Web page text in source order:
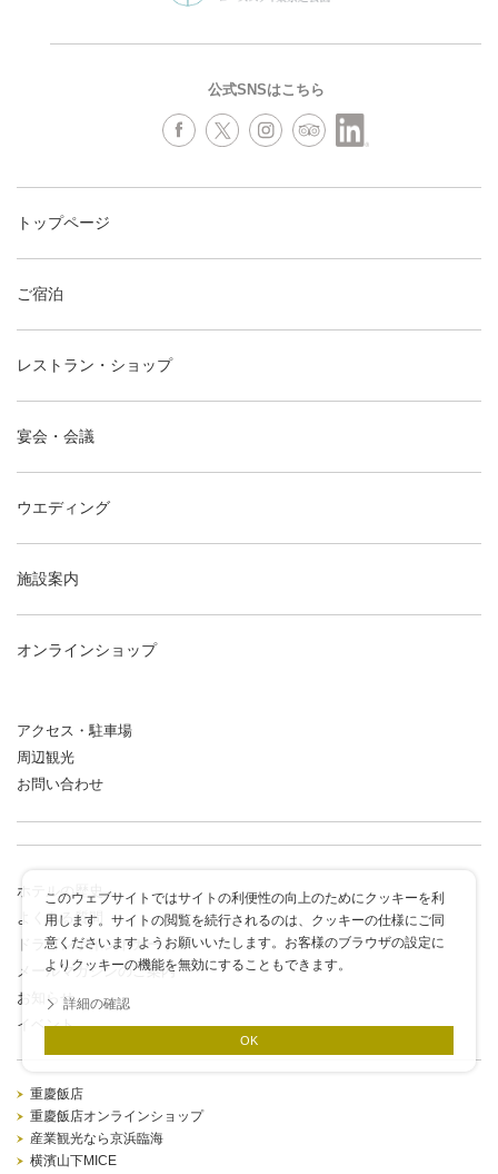
このウェブサイトではサイトの利便性の向上のためにクッキーを利
用します。サイトの閲覧を続行されるのは、クッキーの仕様にご同
意くださいますようお願いいたします。お客様のブラウザの設定に
よりクッキーの機能を無効にすることもできます。
詳細の確認
OK
公式SNSはこちら
トップページ
ご宿泊
レストラン・ショップ
宴会・会議
ウエディング
施設案内
オンラインショップ
アクセス・駐車場
周辺観光
お問い合わせ
ホテルの歴史
よくある質問
ドラゴンポイントカード
メールマガジンのご案内
お知らせ
イベント
重慶飯店
重慶飯店オンラインショップ
産業観光なら京浜臨海
横濱山下MICE